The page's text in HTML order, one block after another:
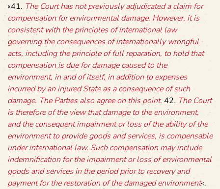
«41. The Court has not previously adjudicated a claim for
compensation for environmental damage. However, it is
consistent with the principles of international law
governing the consequences of internationally wrongful
acts, including the principle of full reparation, to hold that
compensation is due for damage caused to the
environment, in and of itself, in addition to expenses
incurred by an injured State as a consequence of such
damage. The Parties also agree on this point. 42. The Court
is therefore of the view that damage to the environment,
and the consequent impairment or loss of the ability of the
environment to provide goods and services, is compensable
under international law. Such compensation may include
indemnification for the impairment or loss of environmental
goods and services in the period prior to recovery and
payment for the restoration of the damaged environment«.